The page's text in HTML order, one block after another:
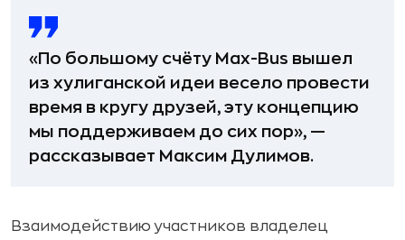
«По большому счёту Max-Bus вышел
из хулиганской идеи весело провести
время в кругу друзей, эту концепцию
мы поддерживаем до сих пор», —
рассказывает Максим Дулимов.
Взаимодействию участников владелец